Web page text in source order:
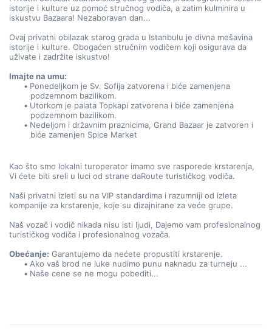
istorije i kulture uz pomoć stručnog vodiča, a zatim kulminira u
iskustvu Bazaara! Nezaboravan dan...
Ovaj privatni obilazak starog grada u Istanbulu je divna mešavina
istorije i kulture. Obogaćen stručnim vodičem koji osigurava da
uživate i zadržite iskustvo!
Imajte na umu:
Ponedeljkom je Sv. Sofija zatvorena i biće zamenjena
podzemnom bazilikom.
Utorkom je palata Topkapi zatvorena i biće zamenjena
podzemnom bazilikom.
Nedeljom i državnim praznicima, Grand Bazaar je zatvoren i
biće zamenjen Spice Market
Kao što smo lokalni turoperator imamo sve rasporede krstarenja,
Vi ćete biti sreli u luci od strane daRoute turističkog vodiča.
Naši privatni izleti su na VIP standardima i razumniji od izleta
kompanije za krstarenje, koje su dizajnirane za veće grupe.
Naš vozač i vodič nikada nisu isti ljudi, Dajemo vam profesionalnog
turističkog vodiča i profesionalnog vozača.
Obećanje: Garantujemo da nećete propustiti krstarenje.
Ako vaš brod ne luke nudimo punu naknadu za turneju ...
Naše cene se ne mogu pobediti...